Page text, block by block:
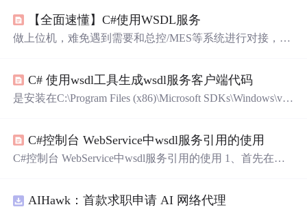
ml
【全面速懂】C#使用WSDL服务
做上位机，难免遇到需要和总控/MES等系统进行对接，那
性、可维护性，那就需要做到类模块抽离，以满足后期的
维护等。因此考虑到使用WSDL的方式来调用接口。
C# 使用wsdl工具生成wsdl服务客户端代码
是安装在C:\Program Files (x86)\Microsoft SDKs\Windows\v1
C#控制台 WebService中wsdl服务引用的使用
C#控制台 WebService中wsdl服务引用的使用 1、首先在新
码实现以及调用： class Program { static void Main(string[] ar
AIHawk：首款求职申请 AI 网络代理